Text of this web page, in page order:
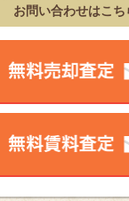
物件の売却・賃貸に関